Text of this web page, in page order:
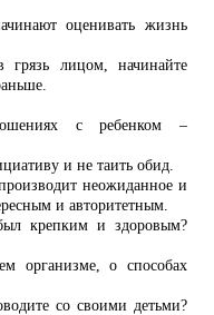
оценивать жизнь
лицом, начинайте
с ребенком –
и не таить обид.
неожиданное и
и авторитетным.
крепким и здоровым?
организме, о способах
со своими детьми?